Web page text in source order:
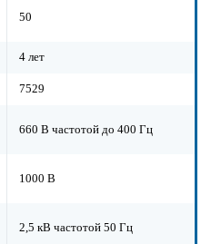
50
4 лет
7529
660 В частотой до 400 Гц
1000 В
2,5 кВ частотой 50 Гц